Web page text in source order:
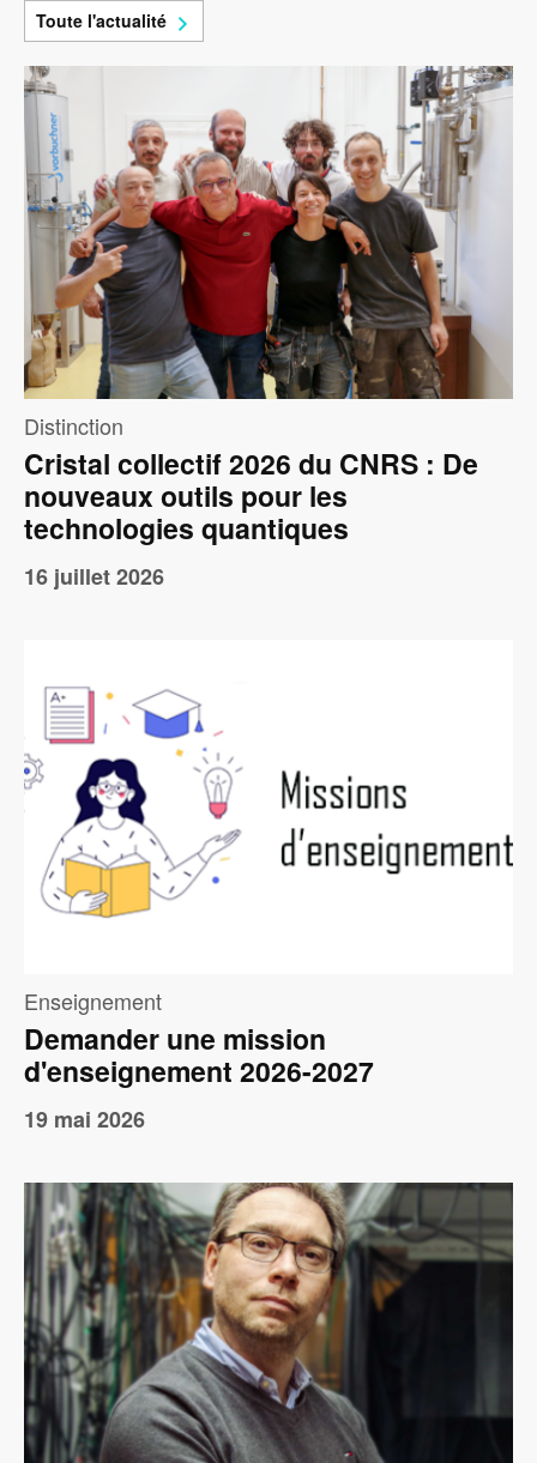
Image
Distinction
Cristal collectif 2026 du CNRS : De
nouveaux outils pour les
technologies quantiques
16 juillet 2026
Image
Enseignement
Demander une mission
d'enseignement 2026-2027
19 mai 2026
Image
Toute l'actualité